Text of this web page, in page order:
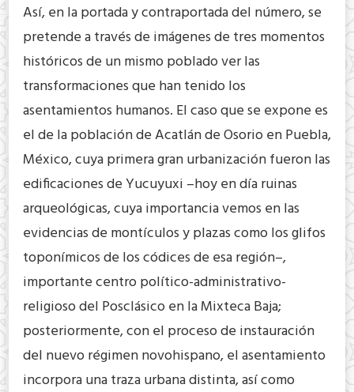
Así, en la portada y contraportada del número, se
pretende a través de imágenes de tres momentos
históricos de un mismo poblado ver las
transformaciones que han tenido los
asentamientos humanos. El caso que se expone es
el de la población de Acatlán de Osorio en Puebla,
México, cuya primera gran urbanización fueron las
edificaciones de Yucuyuxi –hoy en día ruinas
arqueológicas, cuya importancia vemos en las
evidencias de montículos y plazas como los glifos
toponímicos de los códices de esa región–,
importante centro político-administrativo-
religioso del Posclásico en la Mixteca Baja;
posteriormente, con el proceso de instauración
del nuevo régimen novohispano, el asentamiento
incorpora una traza urbana distinta, así como